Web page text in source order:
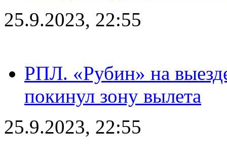
25.9.2023, 22:55
РПЛ. «Рубин» на
покинул зону вылета
25.9.2023, 22:55